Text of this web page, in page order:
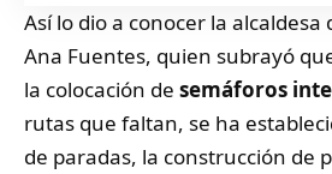
Así lo dio a conocer la alcaldesa
Ana Fuentes, quien subrayó
la colocación de semáforos
rutas que faltan, se ha
de paradas, la construcción de